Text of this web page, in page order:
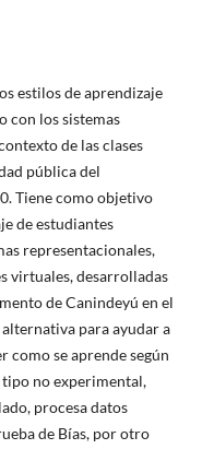
estilos de aprendizaje
con los sistemas
de las clases
pública del
Tiene como objetivo
de estudiantes
representacionales,
virtuales, desarrolladas
de Canindeyú en el
para ayudar a
como se aprende según
tipo no experimental,
procesa datos
de Bías, por otro